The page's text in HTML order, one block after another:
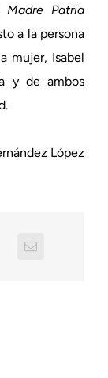
Madre Patria
a la persona
mujer, Isabel
y de ambos
López